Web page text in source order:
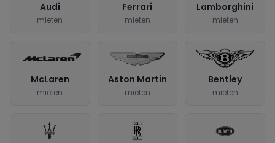
Audi
mieten
Ferrari
mieten
Lamborghini
mieten
McLaren
mieten
Aston Martin
mieten
Bentley
mieten